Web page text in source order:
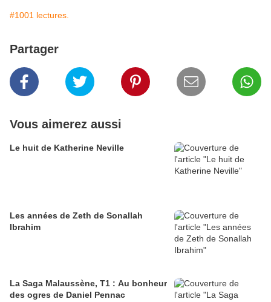
#1001 lectures.
Partager
Vous aimerez aussi
Le huit de Katherine Neville
Les années de Zeth de Sonallah
Ibrahim
La Saga Malaussène, T1 : Au bonheur
des ogres de Daniel Pennac